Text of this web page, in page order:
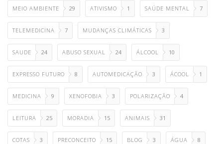
MEIO AMBIENTE 29 ATIVISMO 1 SAÚDE MENTAL 7
TELEMEDICINA 7 MUDANÇAS CLIMÁTICAS 3
SAUDE 24 ABUSO SEXUAL 24 ÁLCOOL 10
EXPRESSO FUTURO 8 AUTOMEDICAÇÃO 3 ÁCOOL 1
MEDICINA 9 XENOFOBIA 3 POLARIZAÇÃO 4
LEITURA 25 MORADIA 15 ANIMAIS 31
COTAS 3 PRECONCEITO 15 BLOG 3 ÁGUA 8